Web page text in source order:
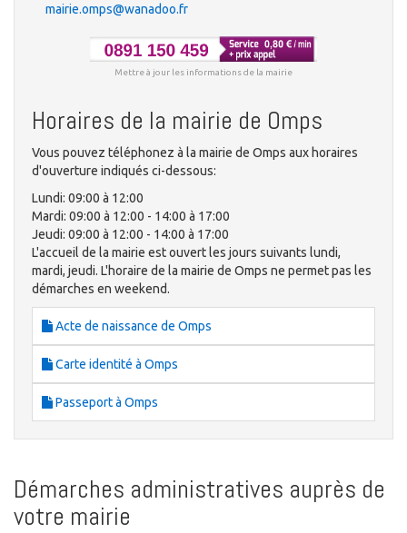
mairie.omps@wanadoo.fr
Mettre à jour les informations de la mairie
Horaires de la mairie de Omps
Vous pouvez téléphonez à la mairie de Omps aux horaires
d'ouverture indiqués ci-dessous:
Lundi: 09:00 à 12:00
Mardi: 09:00 à 12:00 - 14:00 à 17:00
Jeudi: 09:00 à 12:00 - 14:00 à 17:00
L'accueil de la mairie est ouvert les jours suivants lundi,
mardi, jeudi. L'horaire de la mairie de Omps ne permet pas les
démarches en weekend.
Acte de naissance de Omps
Carte identité à Omps
Passeport à Omps
Démarches administratives auprès de
votre mairie